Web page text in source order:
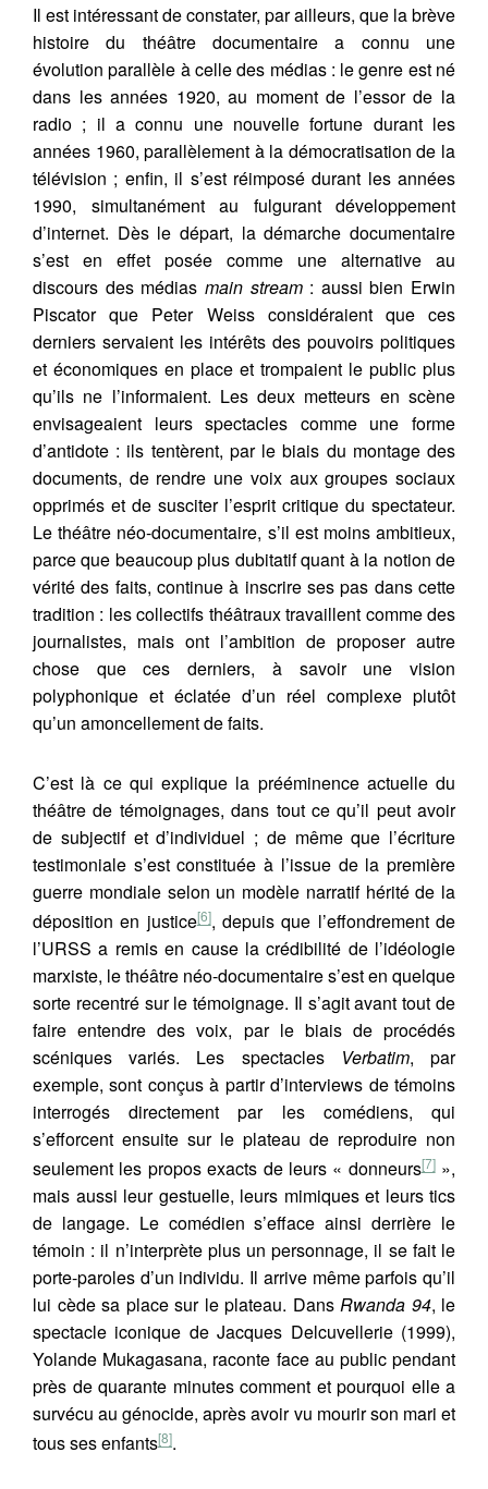
Il est intéressant de constater, par ailleurs, que la brève
histoire du théâtre documentaire a connu une
évolution parallèle à celle des médias : le genre est né
dans les années 1920, au moment de l’essor de la
radio ; il a connu une nouvelle fortune durant les
années 1960, parallèlement à la démocratisation de la
télévision ; enfin, il s’est réimposé durant les années
1990, simultanément au fulgurant développement
d’internet. Dès le départ, la démarche documentaire
s’est en effet posée comme une alternative au
discours des médias main stream: aussi bien Erwin
Piscator que Peter Weiss considéraient que ces
derniers servaient les intérêts des pouvoirs politiques
et économiques en place et trompaient le public plus
qu’ils ne l’informaient. Les deux metteurs en scène
envisageaient leurs spectacles comme une forme
d’antidote : ils tentèrent, par le biais du montage des
documents, de rendre une voix aux groupes sociaux
opprimés et de susciter l’esprit critique du spectateur.
Le théâtre néo-documentaire, s’il est moins ambitieux,
parce que beaucoup plus dubitatif quant à la notion de
vérité des faits, continue à inscrire ses pas dans cette
tradition : les collectifs théâtraux travaillent comme des
journalistes, mais ont l’ambition de proposer autre
chose que ces derniers, à savoir une vision
polyphonique et éclatée d’un réel complexe plutôt
qu’un amoncellement de faits.
C’est là ce qui explique la prééminence actuelle du
théâtre de témoignages, dans tout ce qu’il peut avoir
de subjectif et d’individuel ; de même que l’écriture
testimoniale s’est constituée à l’issue de la première
guerre mondiale selon un modèle narratif hérité de la
déposition en justice[6], depuis que l’effondrement de
l’URSS a remis en cause la crédibilité de l’idéologie
marxiste, le théâtre néo-documentaire s’est en quelque
sorte recentré sur le témoignage. Il s’agit avant tout de
faire entendre des voix, par le biais de procédés
scéniques variés. Les spectacles Verbatim, par
exemple, sont conçus à partir d’interviews de témoins
interrogés directement par les comédiens, qui
s’efforcent ensuite sur le plateau de reproduire non
seulement les propos exacts de leurs « donneurs[7]»,
mais aussi leur gestuelle, leurs mimiques et leurs tics
de langage. Le comédien s’efface ainsi derrière le
témoin : il n’interprète plus un personnage, il se fait le
porte-paroles d’un individu. Il arrive même parfois qu’il
lui cède sa place sur le plateau. Dans Rwanda 94, le
spectacle iconique de Jacques Delcuvellerie (1999),
Yolande Mukagasana, raconte face au public pendant
près de quarante minutes comment et pourquoi elle a
survécu au génocide, après avoir vu mourir son mari et
tous ses enfants[8].